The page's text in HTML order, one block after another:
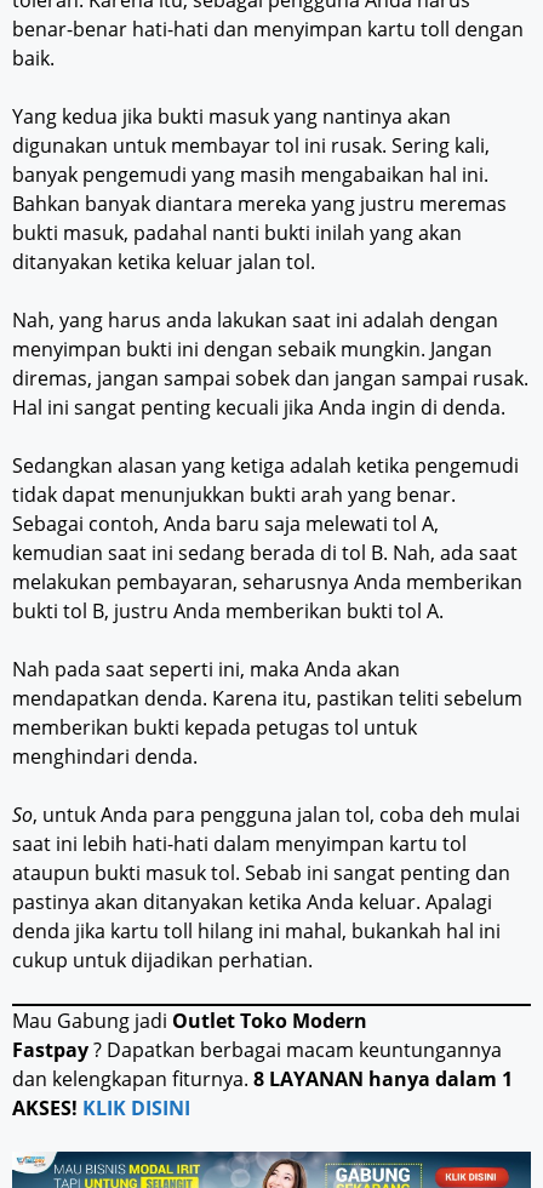
benar-benar hati-hati dan menyimpan kartu toll dengan
baik.
Yang kedua jika bukti masuk yang nantinya akan
digunakan untuk membayar tol ini rusak. Sering kali,
banyak pengemudi yang masih mengabaikan hal ini.
Bahkan banyak diantara mereka yang justru meremas
bukti masuk, padahal nanti bukti inilah yang akan
ditanyakan ketika keluar jalan tol.
Nah, yang harus anda lakukan saat ini adalah dengan
menyimpan bukti ini dengan sebaik mungkin. Jangan
diremas, jangan sampai sobek dan jangan sampai rusak.
Hal ini sangat penting kecuali jika Anda ingin di denda.
Sedangkan alasan yang ketiga adalah ketika pengemudi
tidak dapat menunjukkan bukti arah yang benar.
Sebagai contoh, Anda baru saja melewati tol A,
kemudian saat ini sedang berada di tol B. Nah, ada saat
melakukan pembayaran, seharusnya Anda memberikan
bukti tol B, justru Anda memberikan bukti tol A.
Nah pada saat seperti ini, maka Anda akan
mendapatkan denda. Karena itu, pastikan teliti sebelum
memberikan bukti kepada petugas tol untuk
menghindari denda.
So, untuk Anda para pengguna jalan tol, coba deh mulai
saat ini lebih hati-hati dalam menyimpan kartu tol
ataupun bukti masuk tol. Sebab ini sangat penting dan
pastinya akan ditanyakan ketika Anda keluar. Apalagi
denda jika kartu toll hilang ini mahal, bukankah hal ini
cukup untuk dijadikan perhatian.
Mau Gabung jadi Outlet Toko Modern
Fastpay? Dapatkan berbagai macam keuntungannya
dan kelengkapan fiturnya. 8 LAYANAN hanya dalam 1
AKSES! KLIK DISINI